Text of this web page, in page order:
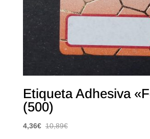
Etiqueta Adhesiva
(500)
4,36€ 10,89€